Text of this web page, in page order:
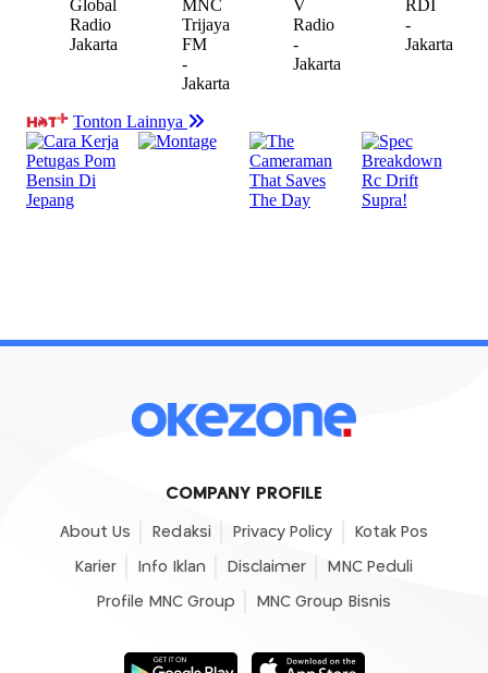
COMPANY PROFILE
About Us Redaksi Privacy Policy Kotak Pos
Karier Info Iklan Disclaimer MNC Peduli
Profile MNC Group MNC Group Bisnis